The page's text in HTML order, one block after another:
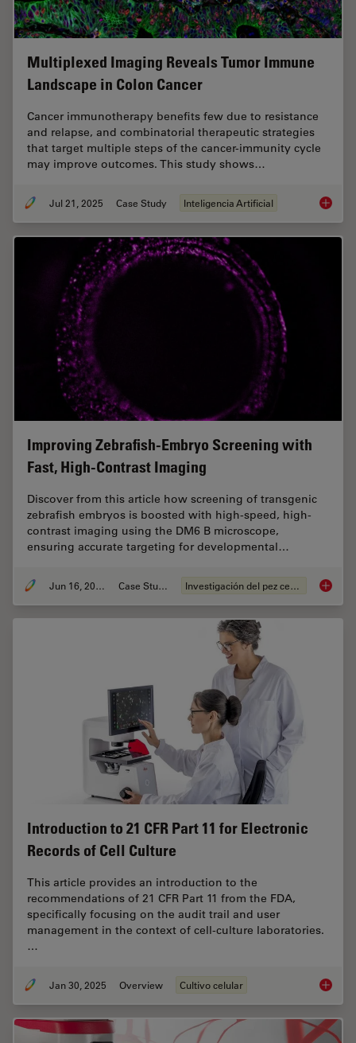
Multiplexed Imaging Reveals Tumor Immune
Landscape in Colon Cancer
Cancer immunotherapy benefits few due to resistance
and relapse, and combinatorial therapeutic strategies
that target multiple steps of the cancer-immunity cycle
may improve outcomes. This study shows…
Jul 21, 2025 Case Study Inteligencia Artificial
Improving Zebrafish-Embryo Screening with
Fast, High-Contrast Imaging
Discover from this article how screening of transgenic
zebrafish embryos is boosted with high-speed, high-
contrast imaging using the DM6 B microscope,
ensuring accurate targeting for developmental…
Jun 16, 2025 Case Study Investigación del pez cebra
Introduction to 21 CFR Part 11 for Electronic
Records of Cell Culture
This article provides an introduction to the
recommendations of 21 CFR Part 11 from the FDA,
specifically focusing on the audit trail and user
management in the context of cell-culture laboratories.
…
Jan 30, 2025 Overview Cultivo celular